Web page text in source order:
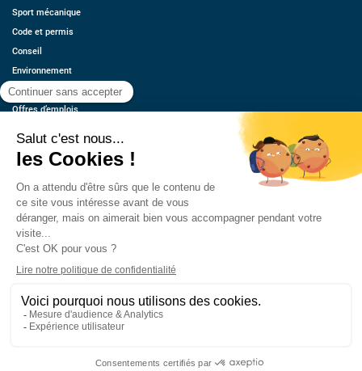
Sport mécanique
Code et permis
Conseil
Environnement
Économie
Offres d’emplois
Contact
Estimez votre voiture
Mentions légales
CGU